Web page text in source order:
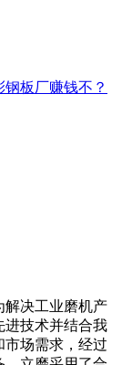
板厂赚钱不？
解决工业磨机产
进技术并结合我
市场需求，经过